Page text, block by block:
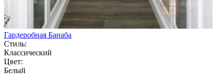
Гардеробная Банаба
Стиль:
Классический
Цвет:
Белый